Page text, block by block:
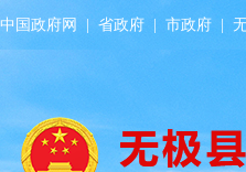
中国政府网 省政府 市政府